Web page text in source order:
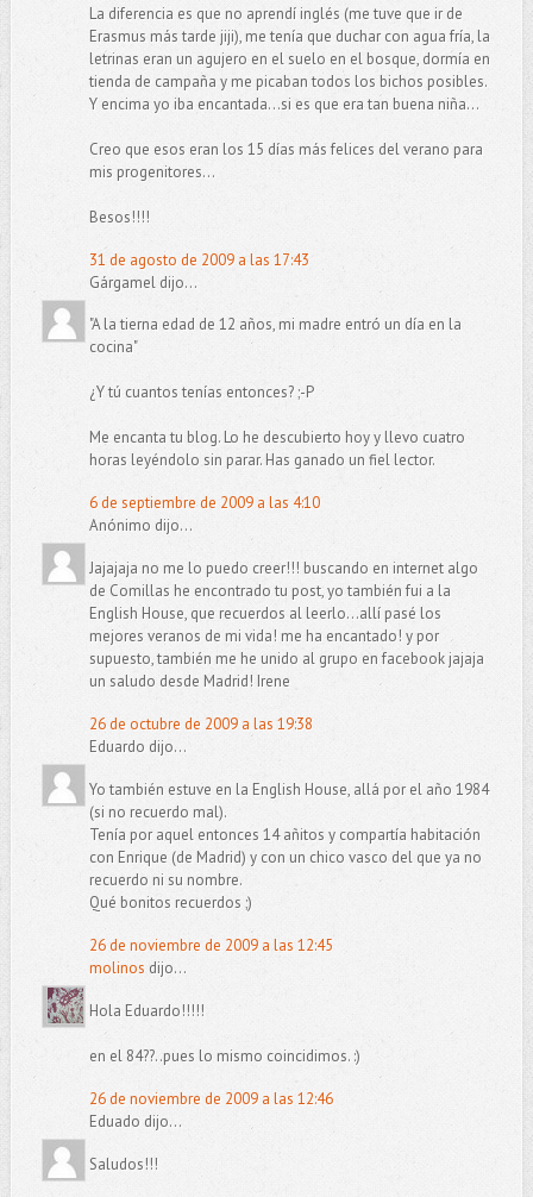
La diferencia es que no aprendí inglés (me tuve que ir de
Erasmus más tarde jiji), me tenía que duchar con agua fría, la
letrinas eran un agujero en el suelo en el bosque, dormía en
tienda de campaña y me picaban todos los bichos posibles.
Y encima yo iba encantada...si es que era tan buena niña...
Creo que esos eran los 15 días más felices del verano para
mis progenitores...
Besos!!!!
31 de agosto de 2009 a las 17:43
Gárgamel dijo...
"A la tierna edad de 12 años, mi madre entró un día en la
cocina"
¿Y tú cuantos tenías entonces? ;-P
Me encanta tu blog. Lo he descubierto hoy y llevo cuatro
horas leyéndolo sin parar. Has ganado un fiel lector.
6 de septiembre de 2009 a las 4:10
Anónimo dijo...
Jajajaja no me lo puedo creer!!! buscando en internet algo
de Comillas he encontrado tu post, yo también fui a la
English House, que recuerdos al leerlo...allí pasé los
mejores veranos de mi vida! me ha encantado! y por
supuesto, también me he unido al grupo en facebook jajaja
un saludo desde Madrid! Irene
26 de octubre de 2009 a las 19:38
Eduardo dijo...
Yo también estuve en la English House, allá por el año 1984
(si no recuerdo mal).
Tenía por aquel entonces 14 añitos y compartía habitación
con Enrique (de Madrid) y con un chico vasco del que ya no
recuerdo ni su nombre.
Qué bonitos recuerdos ;)
26 de noviembre de 2009 a las 12:45
molinos dijo...
Hola Eduardo!!!!!
en el 84??..pues lo mismo coincidimos. :)
26 de noviembre de 2009 a las 12:46
Eduado dijo...
Saludos!!!